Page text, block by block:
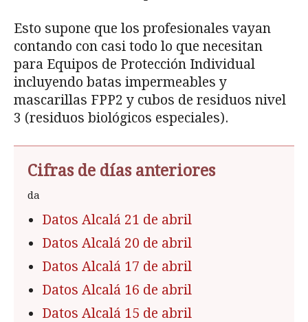
Esto supone que los profesionales vayan
contando con casi todo lo que necesitan
para Equipos de Protección Individual
incluyendo batas impermeables y
mascarillas FPP2 y cubos de residuos nivel
3 (residuos biológicos especiales).
Cifras de días anteriores
da
Datos Alcalá 21 de abril
Datos Alcalá 20 de abril
Datos Alcalá 17 de abril
Datos Alcalá 16 de abril
Datos Alcalá 15 de abril